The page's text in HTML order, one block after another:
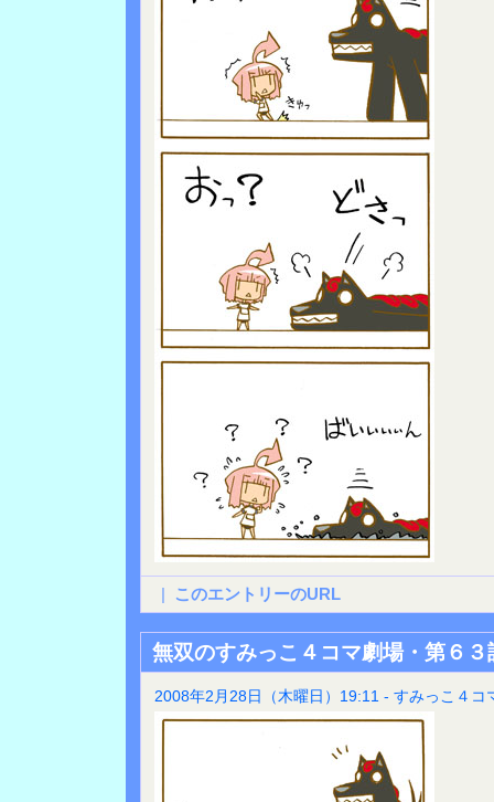
| このエントリーのURL
無双のすみっこ４コマ劇場・第６
2008年2月28日（木曜日）19:11 - すみっこ４コ